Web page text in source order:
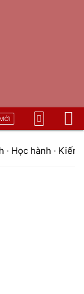
· Học hành · Kiến